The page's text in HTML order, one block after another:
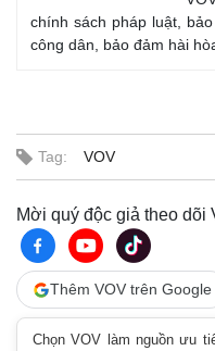
chính sách pháp luật,
công dân, bảo đảm hài
Tag: VOV
Mời quý độc giả theo dõi
Thêm VOV trên Google
Chọn VOV làm nguồn ưu